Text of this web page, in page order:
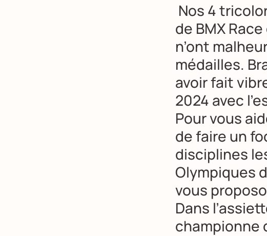
Nos 4
de BMX
n’ont
médailles.
avoir fait
2024 avec
Pour vous
de faire un
disciplines
Olympiques
vous
Dans
championne